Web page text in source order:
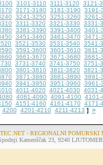
3101-3110 3111-3120
3121-
3171-3180 3181-3190
3191-
3241-3250 3251-3260
3261-
3311-3320 3321-3330
3331-
3381-3390 3391-3400
3401-
3451-3460 3461-3470
3471-
3521-3530 3531-3540
3541-
3591-3600 3601-3610
3611-
3661-3670 3671-3680
3681-
3731-3740 3741-3750
3751-
3801-3810 3811-3820
3821-
3871-3880 3881-3890
3891-
3941-3950 3951-3960
3961-
4011-4020 4021-4030
4031-
4081-4090 4091-4100
4101-
4151-4160 4161-4170
4171-
4200
4201-4210 4211-4213 ] >
- REGIONALNI POMURSKI
Kamenščak 23, 9240